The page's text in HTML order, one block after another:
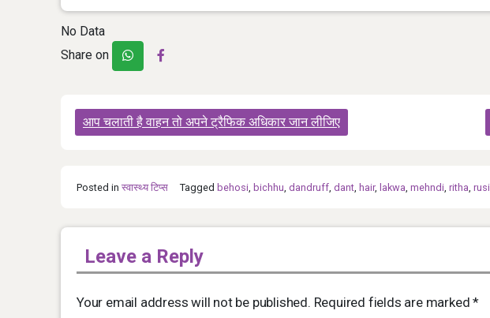
No Data
Share on
Post
navigation
आप चलाती है वाहन तो अपने ट्रैफिक अधिकार जान लीजिए
Posted in स्‍वास्‍थ्‍य टिप्‍स Tagged behosi bichhu dandruff dant hair, lakwa mehndi ritha rusi
Leave a Reply
Your email address will not be published. Required fields are marked*